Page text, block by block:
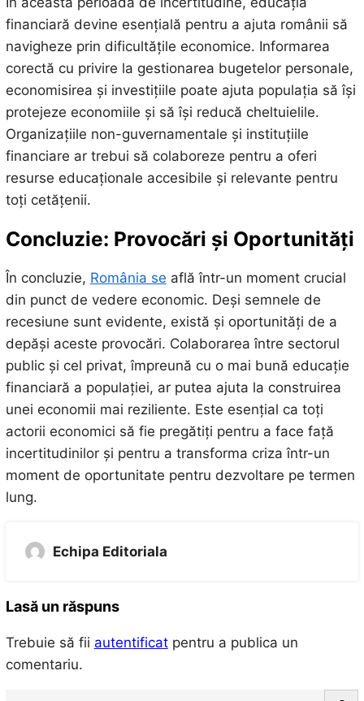
financiară devine esențială pentru a ajuta românii să
navigheze prin dificultățile economice. Informarea
corectă cu privire la gestionarea bugetelor personale,
economisirea și investițiile poate ajuta populația să își
protejeze economiile și să își reducă cheltuielile.
Organizațiile non-guvernamentale și instituțiile
financiare ar trebui să colaboreze pentru a oferi
resurse educaționale accesibile și relevante pentru
toți cetățenii.
Concluzie: Provocări și Oportunități
În concluzie, România se află într-un moment crucial
din punct de vedere economic. Deși semnele de
recesiune sunt evidente, există și oportunități de a
depăși aceste provocări. Colaborarea între sectorul
public și cel privat, împreună cu o mai bună educație
financiară a populației, ar putea ajuta la construirea
unei economii mai reziliente. Este esențial ca toți
actorii economici să fie pregătiți pentru a face față
incertitudinilor și pentru a transforma criza într-un
moment de oportunitate pentru dezvoltare pe termen
lung.
Echipa Editoriala
Lasă un răspuns
Trebuie să fii autentificatpentru a publica un
comentariu.